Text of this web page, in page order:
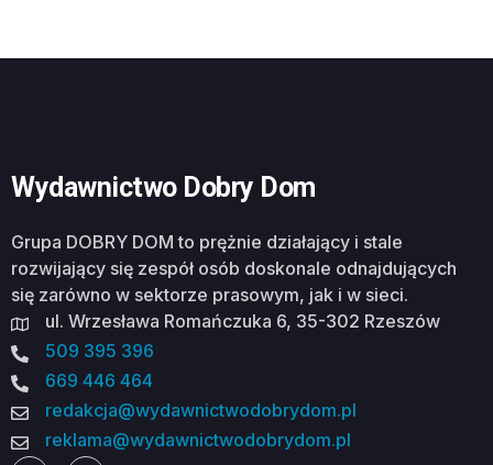
Wydawnictwo Dobry Dom
Grupa DOBRY DOM to prężnie działający i stale
rozwijający się zespół osób doskonale odnajdujących
się zarówno w sektorze prasowym, jak i w sieci.
ul. Wrzesława Romańczuka 6, 35-302 Rzeszów
509 395 396
669 446 464
redakcja@wydawnictwodobrydom.pl
reklama@wydawnictwodobrydom.pl